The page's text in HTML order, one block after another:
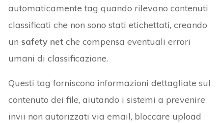
automaticamente tag quando rilevano contenuti
classificati che non sono stati etichettati, creando
un safety net che compensa eventuali errori
umani di classificazione.
Questi tag forniscono informazioni dettagliate sul
contenuto dei file, aiutando i sistemi a prevenire
invii non autorizzati via email, bloccare upload